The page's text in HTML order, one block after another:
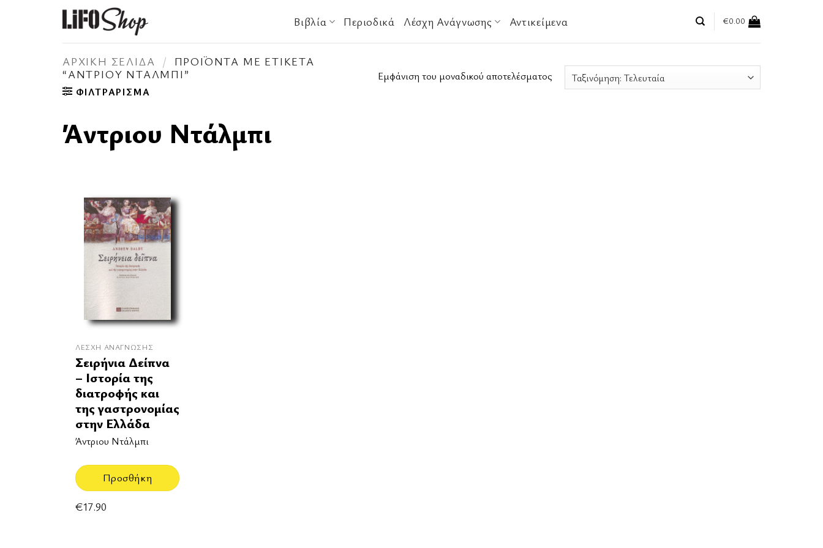
Βιβλία Περιοδικά Λέσχη Ανάγνωσης Αντικείμενα €0.00
ΑΡΧΙΚΉ ΣΕΛΊΔΑ /
ΠΡΟΪΌΝΤΑ ΜΕ ΕΤΙΚΈΤΑ
“ΆΝΤΡΙΟΥ ΝΤΆΛΜΠΙ”
ΦΙΛΤΡΆΡΙΣΜΑ
Εμφάνιση του μοναδικού αποτελέσματος
Άντριου Ντάλμπι
ΛΈΣΧΗ ΑΝΆΓΝΩΣΗΣ
Σειρήνια Δείπνα
– Ιστορία της
διατροφής και
της γαστρονομίας
στην Ελλάδα
Άντριου Ντάλμπι
Προσθήκη
€17.90